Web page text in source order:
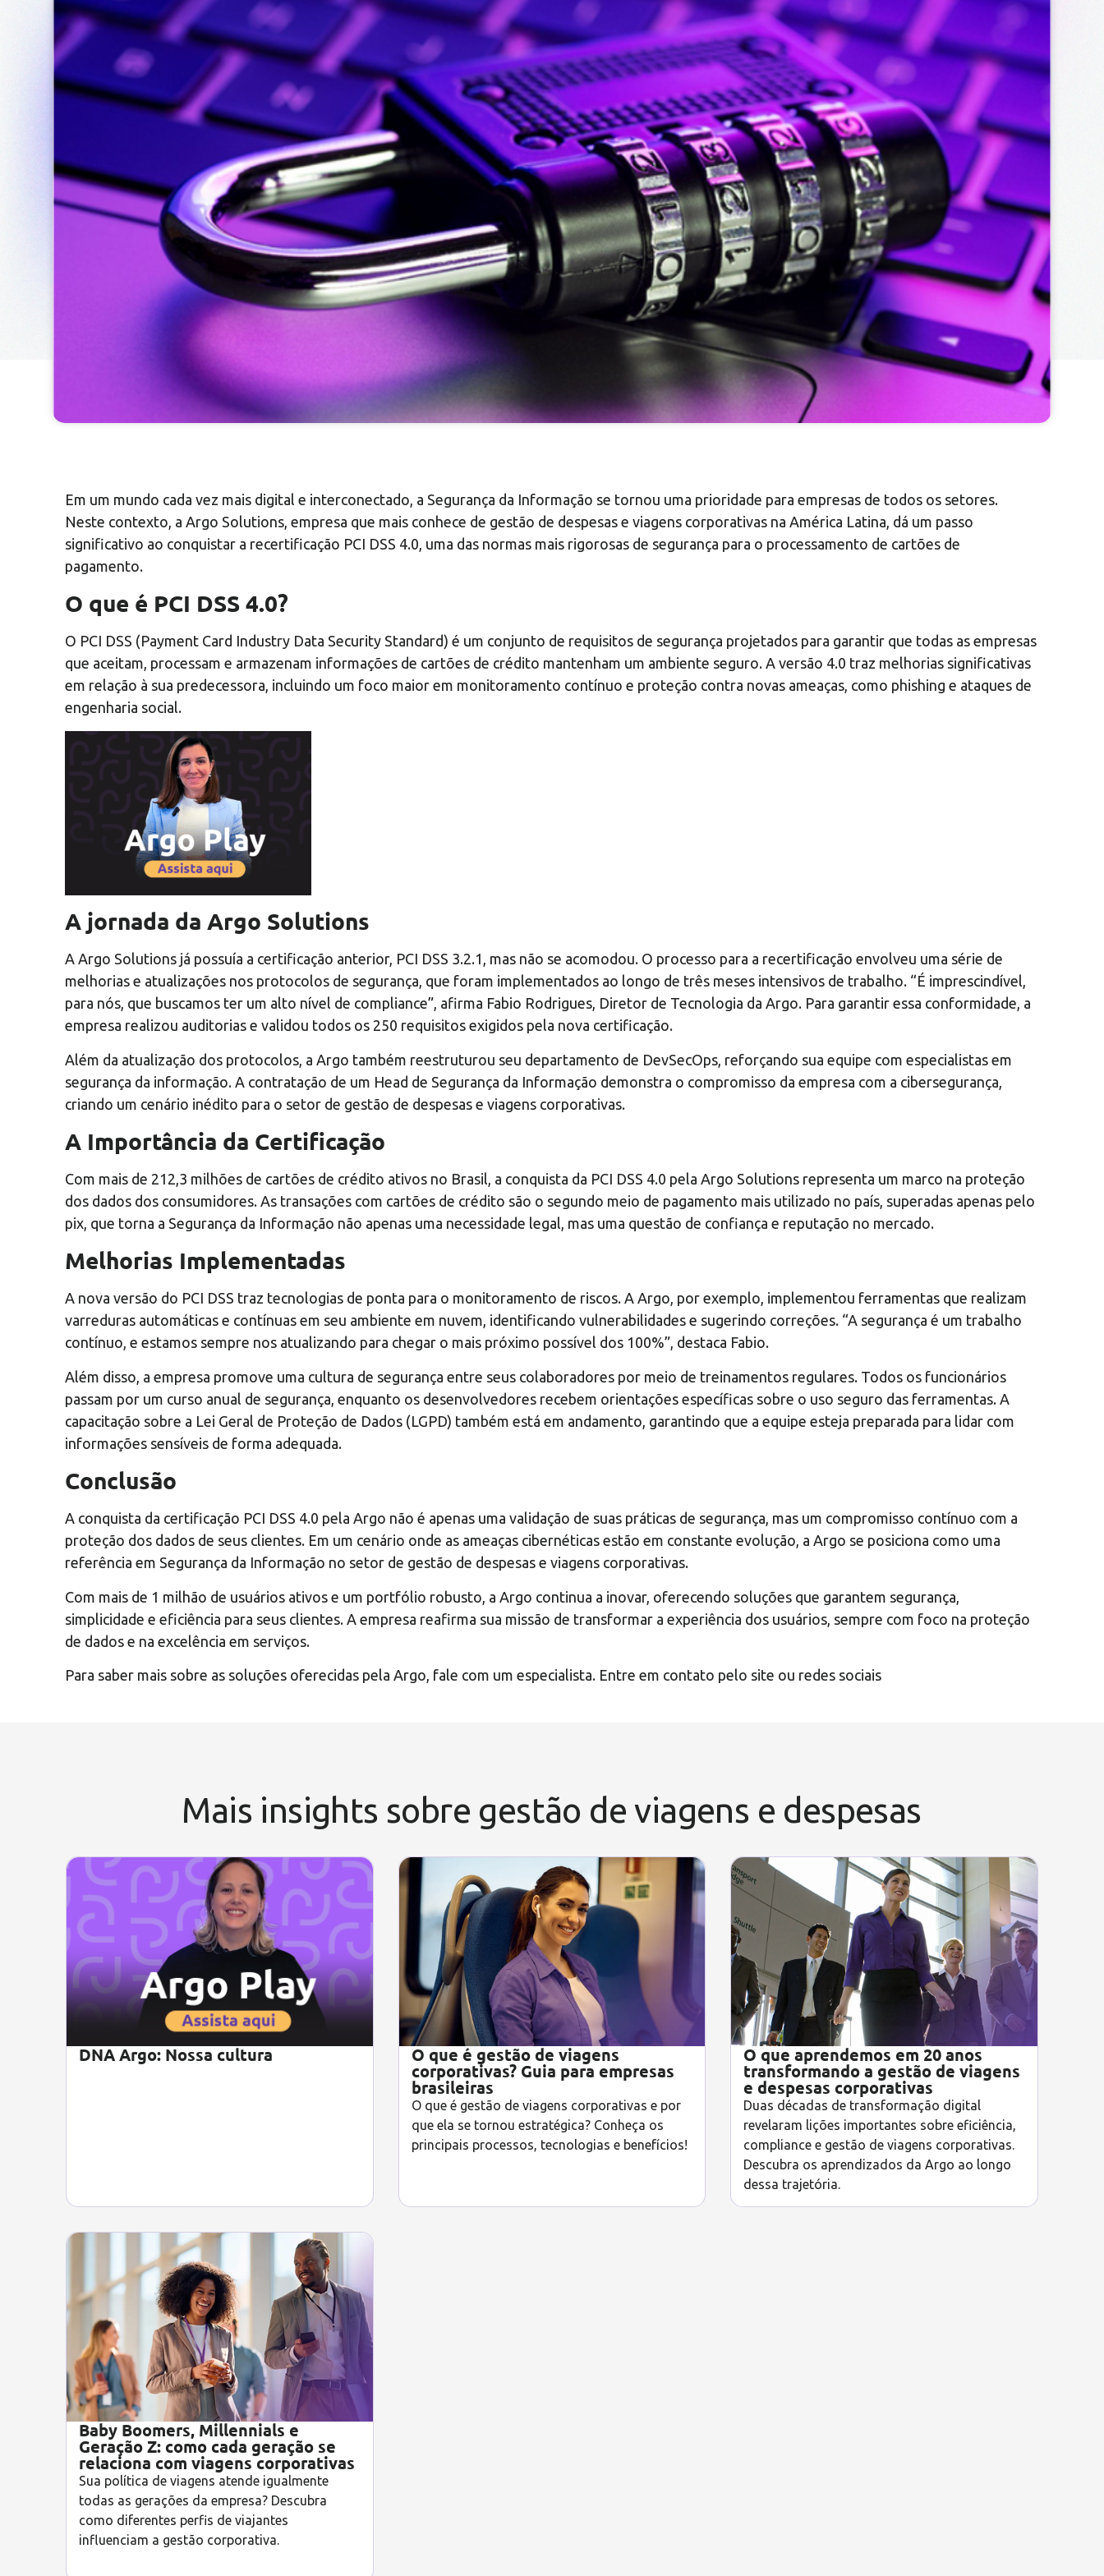
Em um mundo cada vez mais digital e interconectado, a Segurança da Informação se tornou uma prioridade para empresas de todos os setores.
Neste contexto, a Argo Solutions, empresa que mais conhece de gestão de despesas e viagens corporativas na América Latina, dá um passo
significativo ao conquistar a recertificação PCI DSS 4.0, uma das normas mais rigorosas de segurança para o processamento de cartões de
pagamento.
O que é PCI DSS 4.0?
O PCI DSS (Payment Card Industry Data Security Standard) é um conjunto de requisitos de segurança projetados para garantir que todas as empresas
que aceitam, processam e armazenam informações de cartões de crédito mantenham um ambiente seguro. A versão 4.0 traz melhorias significativas
em relação à sua predecessora, incluindo um foco maior em monitoramento contínuo e proteção contra novas ameaças, como phishing e ataques de
engenharia social.
A jornada da Argo Solutions
A Argo Solutions já possuía a certificação anterior, PCI DSS 3.2.1, mas não se acomodou. O processo para a recertificação envolveu uma série de
melhorias e atualizações nos protocolos de segurança, que foram implementados ao longo de três meses intensivos de trabalho. “É imprescindível,
para nós, que buscamos ter um alto nível de compliance”, afirma Fabio Rodrigues, Diretor de Tecnologia da Argo. Para garantir essa conformidade, a
empresa realizou auditorias e validou todos os 250 requisitos exigidos pela nova certificação.
Além da atualização dos protocolos, a Argo também reestruturou seu departamento de DevSecOps, reforçando sua equipe com especialistas em
segurança da informação. A contratação de um Head de Segurança da Informação demonstra o compromisso da empresa com a cibersegurança,
criando um cenário inédito para o setor de gestão de despesas e viagens corporativas.
A Importância da Certificação
Com mais de 212,3 milhões de cartões de crédito ativos no Brasil, a conquista da PCI DSS 4.0 pela Argo Solutions representa um marco na proteção
dos dados dos consumidores. As transações com cartões de crédito são o segundo meio de pagamento mais utilizado no país, superadas apenas pelo
pix, que torna a Segurança da Informação não apenas uma necessidade legal, mas uma questão de confiança e reputação no mercado.
Melhorias Implementadas
A nova versão do PCI DSS traz tecnologias de ponta para o monitoramento de riscos. A Argo, por exemplo, implementou ferramentas que realizam
varreduras automáticas e contínuas em seu ambiente em nuvem, identificando vulnerabilidades e sugerindo correções. “A segurança é um trabalho
contínuo, e estamos sempre nos atualizando para chegar o mais próximo possível dos 100%”, destaca Fabio.
Além disso, a empresa promove uma cultura de segurança entre seus colaboradores por meio de treinamentos regulares. Todos os funcionários
passam por um curso anual de segurança, enquanto os desenvolvedores recebem orientações específicas sobre o uso seguro das ferramentas. A
capacitação sobre a Lei Geral de Proteção de Dados (LGPD) também está em andamento, garantindo que a equipe esteja preparada para lidar com
informações sensíveis de forma adequada.
Conclusão
A conquista da certificação PCI DSS 4.0 pela Argo não é apenas uma validação de suas práticas de segurança, mas um compromisso contínuo com a
proteção dos dados de seus clientes. Em um cenário onde as ameaças cibernéticas estão em constante evolução, a Argo se posiciona como uma
referência em Segurança da Informação no setor de gestão de despesas e viagens corporativas.
Com mais de 1 milhão de usuários ativos e um portfólio robusto, a Argo continua a inovar, oferecendo soluções que garantem segurança,
simplicidade e eficiência para seus clientes. A empresa reafirma sua missão de transformar a experiência dos usuários, sempre com foco na proteção
de dados e na excelência em serviços.
Para saber mais sobre as soluções oferecidas pela Argo, fale com um especialista. Entre em contato pelo site ou redes sociais
Mais insights sobre gestão de viagens e despesas
DNA Argo: Nossa cultura O que é gestão de viagens
corporativas? Guia para empresas
brasileiras
O que é gestão de viagens corporativas e por
que ela se tornou estratégica? Conheça os
principais processos, tecnologias e benefícios!
O que aprendemos em 20 anos
transformando a gestão de viagens
e despesas corporativas
Duas décadas de transformação digital
revelaram lições importantes sobre eficiência,
compliance e gestão de viagens corporativas.
Descubra os aprendizados da Argo ao longo
dessa trajetória.
Baby Boomers, Millennials e
Geração Z: como cada geração se
relaciona com viagens corporativas
Sua política de viagens atende igualmente
todas as gerações da empresa? Descubra
como diferentes perfis de viajantes
influenciam a gestão corporativa.